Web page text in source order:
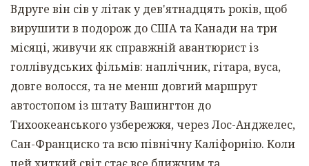
Вдруге він сів у літак у дев'ятнадцять років, щоб
вирушити в подорож до США та Канади на три
місяці, живучи як справжній авантюрист із
голлівудських фільмів: наплічник, гітара, вуса,
довге волосся, та не менш довгий маршрут
автостопом із штату Вашингтон до
Тихоокеанського узбережжя, через Лос-Анджелес,
Сан-Франциско та всю північну Каліфорнію. Коли